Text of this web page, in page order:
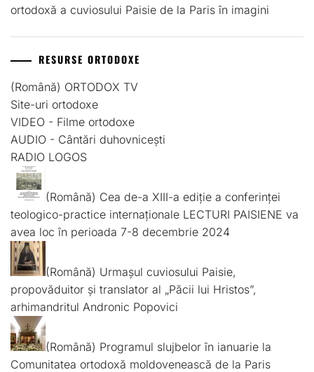
ortodoxă a cuviosului Paisie de la Paris în imagini
RESURSE ORTODOXE
(Română) ORTODOX TV
Site-uri ortodoxe
VIDEO - Filme ortodoxe
AUDIO - Cântări duhovnicești
RADIO LOGOS
(Română) Cea de-a XIII-a ediție a conferinței
teologico-practice internaționale LECTURI PAISIENE va
avea loc în perioada 7-8 decembrie 2024
(Română) Urmașul cuviosului Paisie,
propovăduitor și translator al „Păcii lui Hristos”,
arhimandritul Andronic Popovici
(Română) Programul slujbelor în ianuarie la
Comunitatea ortodoxă moldovenească de la Paris